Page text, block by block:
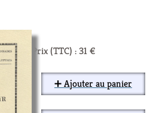
Prix (TTC) : 31 €
➕ Ajouter au panier